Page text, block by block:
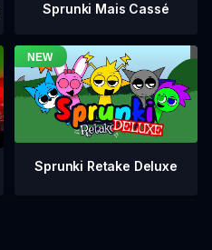
Sprunki Mais Cassé
Sprunki Retake Deluxe